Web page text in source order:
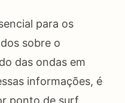
para os
sobre o
das ondas em
informações, é
ponto de surf,